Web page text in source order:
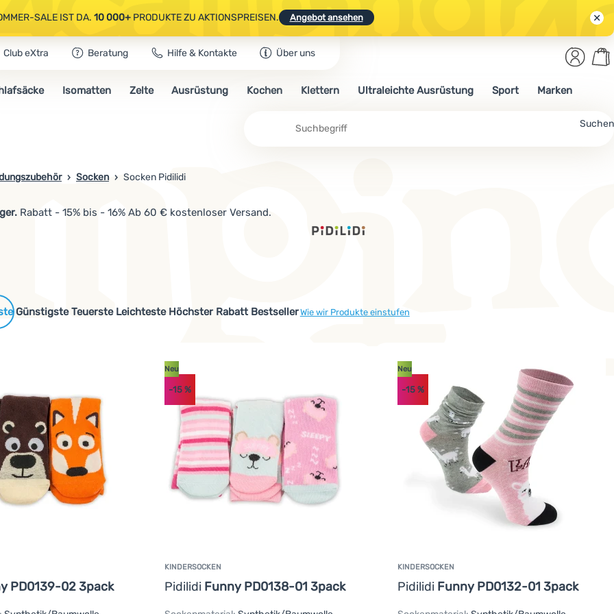
SALE IST DA. 10 000+PRODUKTE ZU AKTIONSPREISEN. Angebot ansehen
CAMPING- & WANDERAUSRÜSTUNG.CODE OUT10 NUTZEN.
SALE IST DA.10 000+PRODUKTE ZU AKTIONSPREISEN. Angebot ansehen
Club eXtra Beratung Hilfe & Kontakte Über uns
Suchen
Anmelden
Isomatten Zelte Ausrüstung Kochen Klettern Ultraleichte Ausrüstung Sport Marken
Socken Socken Pidilidi
Rabatt - 15% bis - 16% Ab 60 € kostenloser Versand.
Günstigste Teuerste Leichteste Höchster Rabatt BestsellerWie wir Produkte einstufen
Produkte
PD0139-02 3pack
KINDERSOCKEN
Pidilidi Funny PD0138-01 3pack
Neu
-15%
KINDERSOCKEN
Pidilidi Funny PD0132-01 3pack
Neu
-15 %